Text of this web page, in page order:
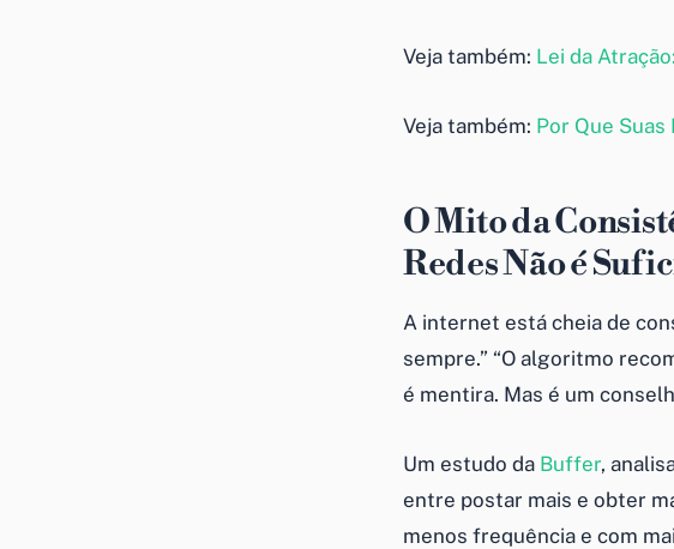
Veja também: Lei da
Veja também: Por Que Suas
O Mito da
Redes Não é
A internet está cheia de
sempre.” “O algoritmo
é mentira. Mas é um
Um estudo da Buffer,
entre postar mais e obter
menos frequência e com